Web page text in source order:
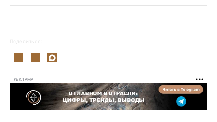
Поделиться:
РЕКЛАМА